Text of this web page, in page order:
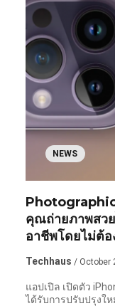
NEWS
คุณถ่ายภาพสว
อาชีพโดยไม่ต้อ
Techhaus / October
แอปเปิล เปิดตัว
ได้รับการปรับปรุงใ